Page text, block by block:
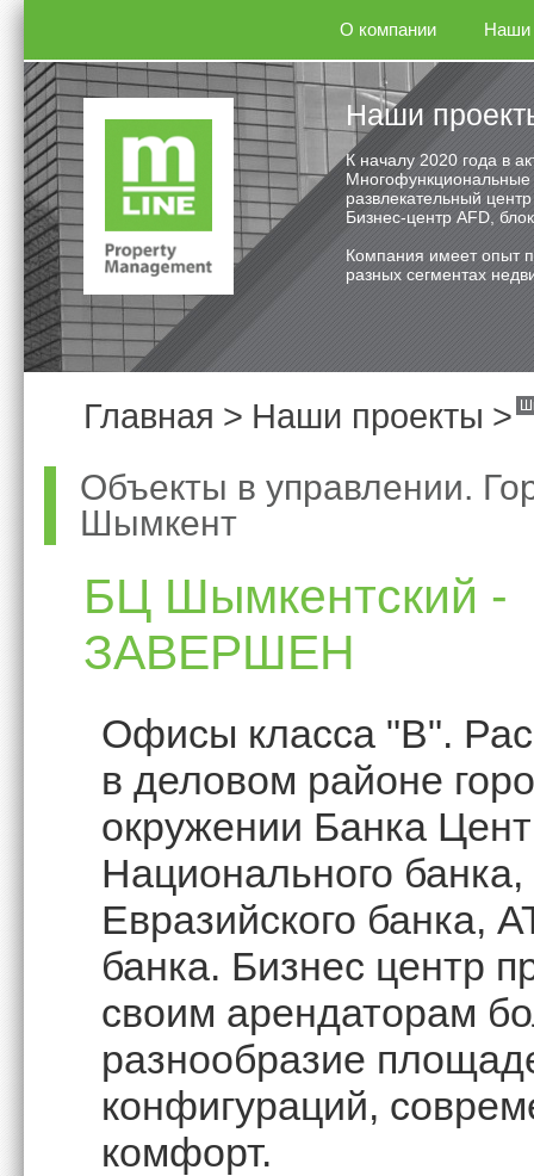
О компании Наши
Наши
К началу 2020 года в
развлекательный
Бизнес-центр AFD,
Компания имеет опыт
разных сегментах
Главная > Наши проекты >
Объекты в управлении.
Шымкент
БЦ Шымкентский -
ЗАВЕРШЕН
Офисы класса "В".
в деловом районе
окружении Банка
Национального банка,
Евразийского банка,
банка. Бизнес центр
своим арендаторам
разнообразие
конфигураций,
комфорт.